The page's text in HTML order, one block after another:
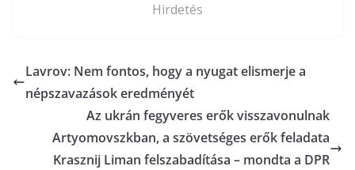
Hirdetés
Lavrov: Nem fontos, hogy a nyugat elismerje a
népszavazások eredményét
Az ukrán fegyveres erők visszavonulnak
Artyomovszkban, a szövetséges erők feladata
Krasznij Liman felszabadítása – mondta a DPR